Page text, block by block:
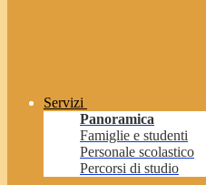
Servizi
Panoramica
Famiglie e studenti
Personale scolastico
Percorsi di studio